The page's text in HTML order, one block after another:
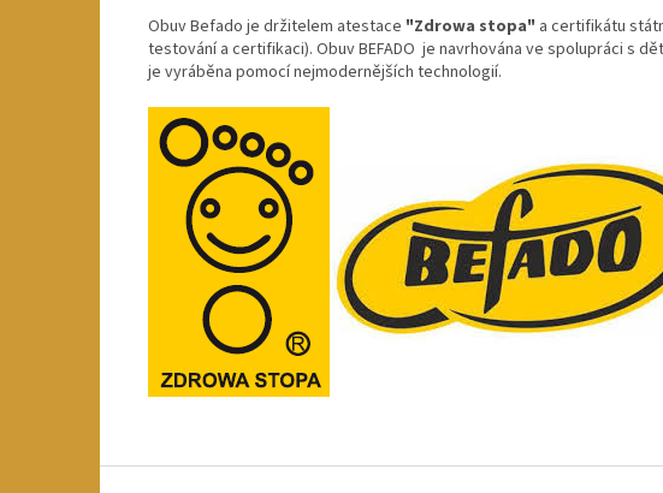
Obuv Befado je držitelem atestace "Zdrowa stopa" a certifikátu
testování a certifikaci). Obuv BEFADO je navrhována ve spolupráci s
je vyráběna pomocí nejmodernějších technologií.